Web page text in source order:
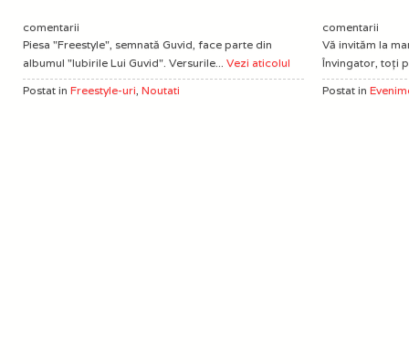
comentarii
Piesa "Freestyle", semnată Guvid, face parte din
albumul "Iubirile Lui Guvid". Versurile... Vezi aticolul
Postat in Freestyle-uri, Noutati
comentarii
Vă invităm la
Învingator, toţi
Postat in